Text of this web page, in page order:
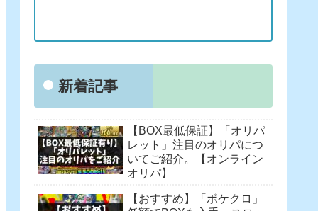
新着記事
【BOX最低保証】「オリパ
レット」注目のオリパにつ
いてご紹介。【オンライン
オリパ】
【おすすめ】「ポケクロ」